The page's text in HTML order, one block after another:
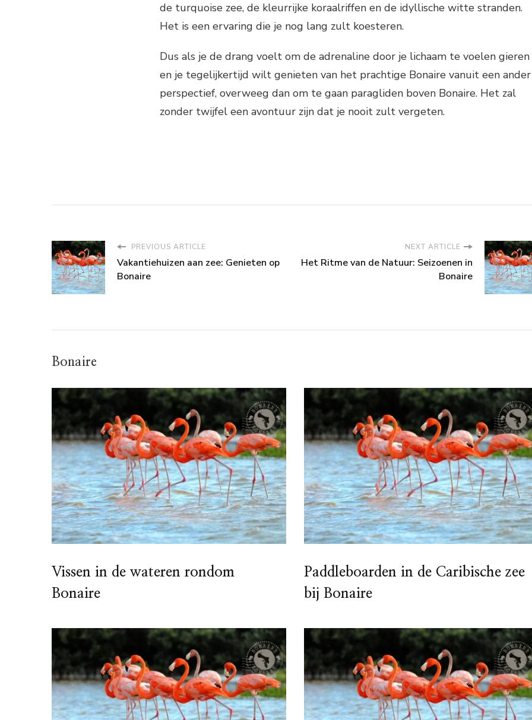
de turquoise zee, de kleurrijke koraalriffen en de idyllische witte stranden.
Het is een ervaring die je nog lang zult koesteren.
Dus als je de drang voelt om de adrenaline door je lichaam te voelen gieren
en je tegelijkertijd wilt genieten van het prachtige Bonaire vanuit een ander
perspectief, overweeg dan om te gaan paragliden boven Bonaire. Het zal
zonder twijfel een avontuur zijn dat je nooit zult vergeten.
PREVIOUS ARTICLE
Vakantiehuizen aan zee: Genieten op
Bonaire
NEXT ARTICLE
Het Ritme van de Natuur: Seizoenen in
Bonaire
Bonaire
Vissen in de wateren rondom
Bonaire
Paddleboarden in de Caribische zee
bij Bonaire